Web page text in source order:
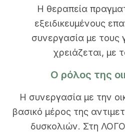
Η θεραπεία
εξειδικευμένους
συνεργασία με τους
χρειάζεται, με
Ο ρόλος της
Η συνεργασία με την
βασικό μέρος της
δυσκολιών. Στη